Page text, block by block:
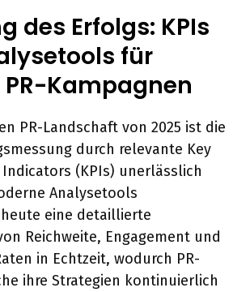
des Erfolgs: KPIs
für
Kampagnen
PR-Landschaft von 2025 ist die
durch relevante Key
(KPIs) unerlässlich
Analysetools
eine detaillierte
Reichweite, Engagement und
in Echtzeit, wodurch PR-
ihre Strategien kontinuierlich